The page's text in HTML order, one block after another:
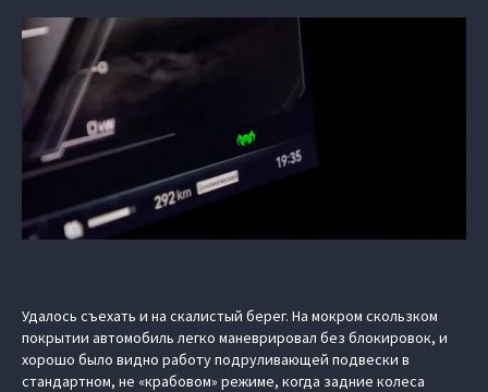
Удалось съехать и на скалистый берег. На мокром скользком
покрытии автомобиль легко маневрировал без блокировок, и
хорошо было видно работу подруливающей подвески в
стандартном, не «крабовом» режиме, когда задние колеса